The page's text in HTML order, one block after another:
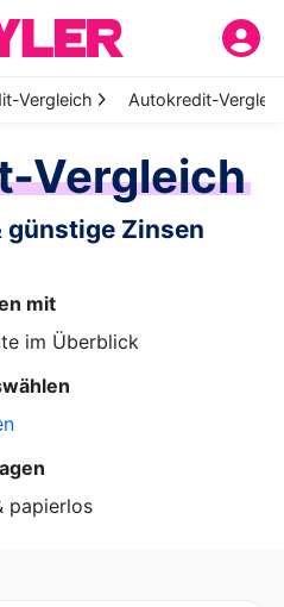
Vergleich Autokredit-
Vergleich
günstige Zinsen
mit
im Überblick
papierlos